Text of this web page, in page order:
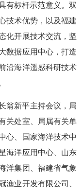
有标杆示范意义。双
技术优势，以及福建
化开展技术交流，坚
数据应用中心，打造
沿海洋遥感科研技术
翁新平主持会议，局
关处室、局属有关单
心、国家海洋技术中
海洋应用中心、山东
洋集团、福建省气象
渔业开发有限公司、